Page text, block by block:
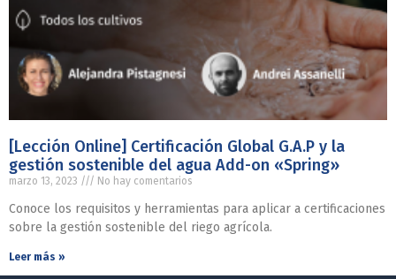
[Lección Online] Certificación Global G.A.P y la
gestión sostenible del agua Add-on «Spring»
marzo 13, 2023 No hay comentarios
Conoce los requisitos y herramientas para aplicar a certificaciones
sobre la gestión sostenible del riego agrícola.
Leer más »